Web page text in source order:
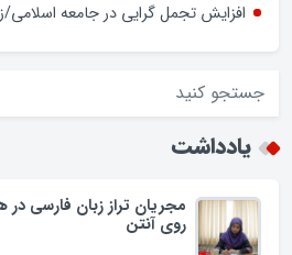
افزایش تجمل گرایی در جامعه
یادداشت
مجریان تراز زبان فارسی
روی آنتن